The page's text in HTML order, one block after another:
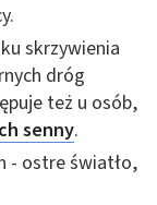
skrzywienia
dróg
też u osób,
senny.
- ostre światło,